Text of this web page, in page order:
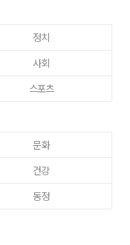
정치
사회
스포츠
문화
건강
동정